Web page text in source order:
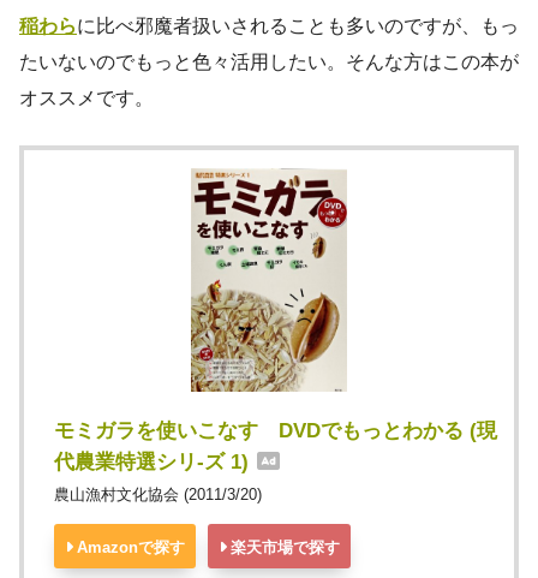
稲わらに比べ邪魔者扱いされることも多いのですが、もっ
たいないのでもっと色々活用したい。そんな方はこの本が
オススメです。
モミガラを使いこなす DVDでもっとわかる (現
代農業特選シリ-ズ 1)
農山漁村文化協会 (2011/3/20)
Amazonで探す 楽天市場で探す